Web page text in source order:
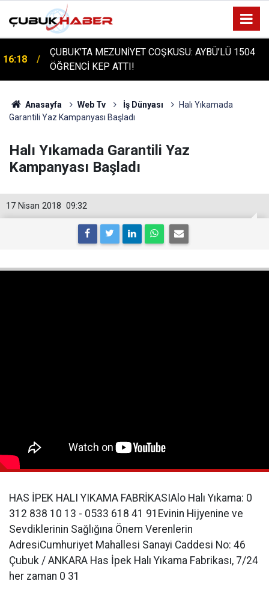
16:14
ÇUBUK'TA TARİHİ GÜN: PROTÜRK PLAZMA
FRAKSİNASYON TESİSİ'NİN TEMELİ ATILDI
Anasayfa Web Tv İş Dünyası
Halı Yıkamada
Garantili Yaz Kampanyası Başladı
Halı Yıkamada Garantili Yaz
Kampanyası Başladı
09:32
17 Nisan 2018
HAS İPEK HALI YIKAMA FABRİKASIAlo Halı Yıkama: 0
312 838 10 13 - 0533 618 41 91Evinin Hijyenine ve
Sevdiklerinin Sağlığına Önem Verenlerin
AdresiCumhuriyet Mahallesi Sanayi Caddesi No: 46
Çubuk / ANKARA Has İpek Halı Yıkama Fabrikası, 7/24
her zaman 0 31